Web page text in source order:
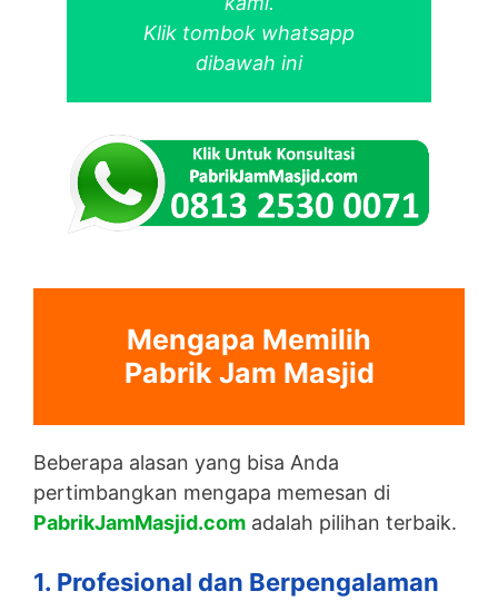
Klik tombok whatsapp
dibawah ini
Mengapa Memilih
Pabrik Jam Masjid
Beberapa alasan yang bisa Anda
pertimbangkan mengapa memesan di
PabrikJamMasjid.com adalah pilihan terbaik.
1. Profesional dan Berpengalaman